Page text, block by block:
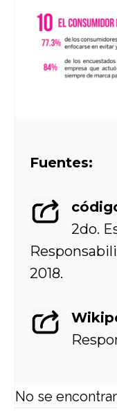
Fuentes:
2do.
2018.
No se